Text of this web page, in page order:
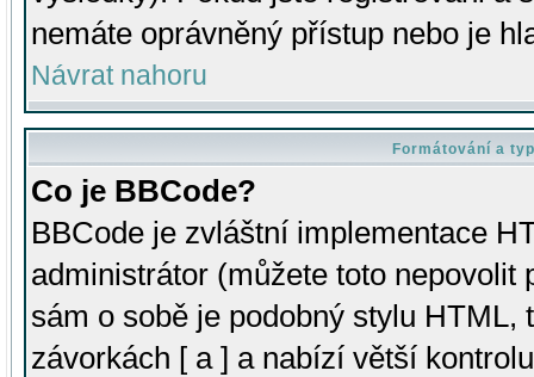
nemáte oprávněný přístup nebo je
Návrat nahoru
Formátování a
Co je BBCode?
BBCode je zvláštní implementace
administrátor (můžete toto
sám o sobě je podobný stylu HTML,
závorkách [ a ] a nabízí větší